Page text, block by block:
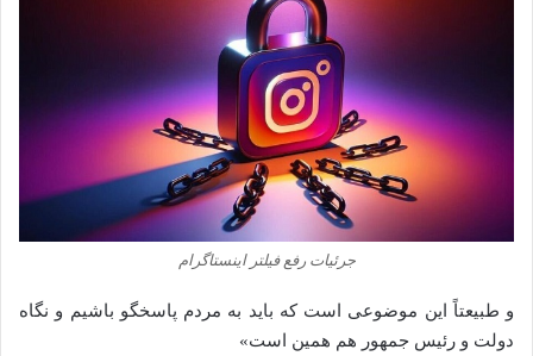
جرئیات رفع فیلتر اینستاگرام
و طبیعتاً این موضوعی است که باید به مردم پاسخگو باشیم و نگاه
دولت و رئیس جمهور هم همین است»